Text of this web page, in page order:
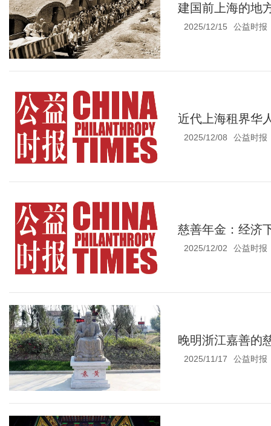
建国前上海的地
2025/12/15 公益时报
近代上海租界华
2025/12/08 公益时报
慈善年金：经济
2025/12/02 公益时报
晚明浙江嘉善的
2025/11/17 公益时报